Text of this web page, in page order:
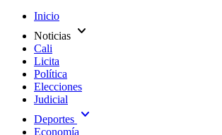
Inicio
Noticias expand_more
Cali
Licita
Política
Elecciones
Judicial
Deportes expand_more
Economía